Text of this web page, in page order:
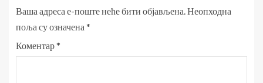
Ваша адреса е-поште неће бити објављена.Неопходна
поља су означена *
Коментар*